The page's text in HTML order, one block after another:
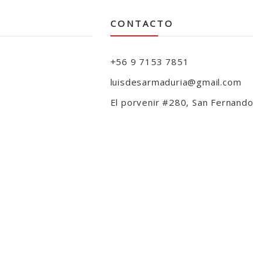
CONTACTO
+56 9 7153 7851
luisdesarmaduria@gmail.com
El porvenir #280, San Fernando